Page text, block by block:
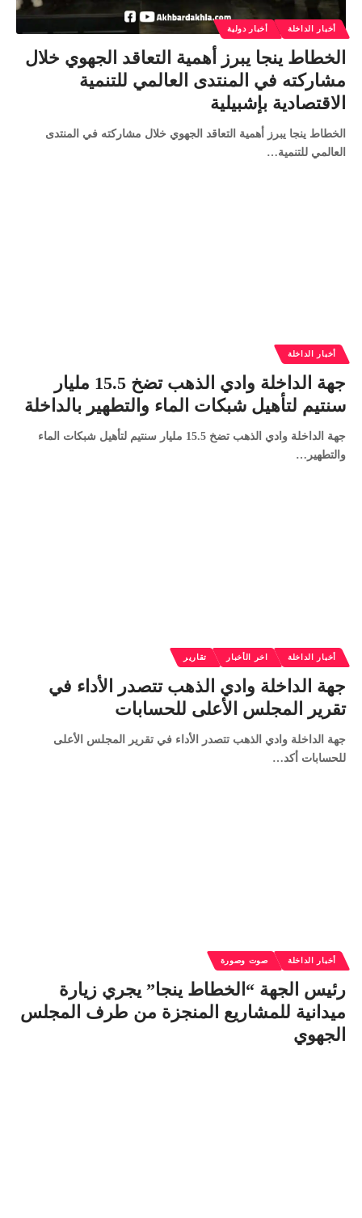
أخبار الداخلة أخبار دولية
الخطاط ينجا يبرز أهمية التعاقد الجهوي خلال
مشاركته في المنتدى العالمي للتنمية
الاقتصادية بإشبيلية
الخطاط ينجا يبرز أهمية التعاقد الجهوي خلال مشاركته في المنتدى
العالمي للتنمية…
أخبار الداخلة
جهة الداخلة وادي الذهب تضخ 15.5 مليار
سنتيم لتأهيل شبكات الماء والتطهير بالداخلة
جهة الداخلة وادي الذهب تضخ 15.5 مليار سنتيم لتأهيل شبكات الماء
والتطهير…
أخبار الداخلة اخر الأخبار تقارير
جهة الداخلة وادي الذهب تتصدر الأداء في
تقرير المجلس الأعلى للحسابات
جهة الداخلة وادي الذهب تتصدر الأداء في تقرير المجلس الأعلى
للحسابات أكد…
أخبار الداخلة صوت وصورة
رئيس الجهة “الخطاط ينجا” يجري زيارة
ميدانية للمشاريع المنجزة من طرف المجلس
الجهوي